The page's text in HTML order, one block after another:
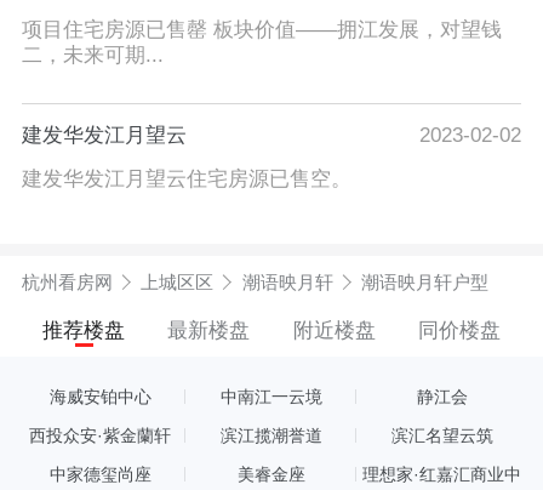
项目住宅房源已售罄 板块价值——拥江发展，对望钱
二，未来可期...
建发华发江月望云
2023-02-02
建发华发江月望云住宅房源已售空。
杭州看房网 上城区区 潮语映月轩 潮语映月轩户型
推荐楼盘 最新楼盘 附近楼盘 同价楼盘
海威安铂中心 中南江一云境 静江会
西投众安·紫金蘭轩 滨江揽潮誉道 滨汇名望云筑
中家德玺尚座 美睿金座
理想家·红嘉汇商业中